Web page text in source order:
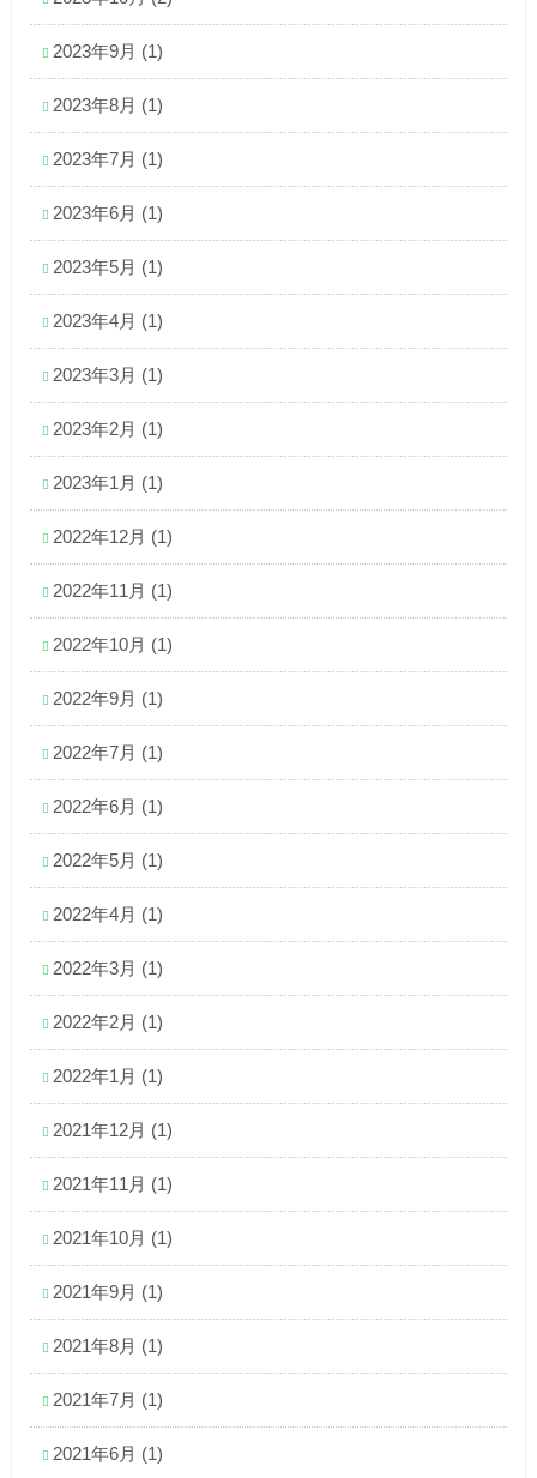
2023年9月 (1)
2023年8月 (1)
2023年7月 (1)
2023年6月 (1)
2023年5月 (1)
2023年4月 (1)
2023年3月 (1)
2023年2月 (1)
2023年1月 (1)
2022年12月 (1)
2022年11月 (1)
2022年10月 (1)
2022年9月 (1)
2022年7月 (1)
2022年6月 (1)
2022年5月 (1)
2022年4月 (1)
2022年3月 (1)
2022年2月 (1)
2022年1月 (1)
2021年12月 (1)
2021年11月 (1)
2021年10月 (1)
2021年9月 (1)
2021年8月 (1)
2021年7月 (1)
2021年6月 (1)